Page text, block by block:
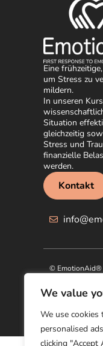
We value
We use cookies
personalised
clicking "Accept
Eine
um Stress zu
mildern.
In unseren
Situation
gleichzeitig
Stress und
finanzielle
werden.
Kontakt
© EmotionAid®